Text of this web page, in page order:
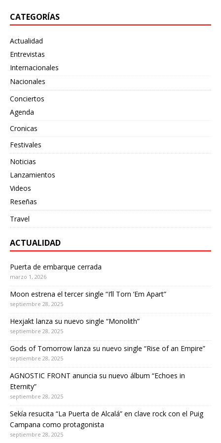
CATEGORÍAS
Actualidad
Entrevistas
Internacionales
Nacionales
Conciertos
Agenda
Cronicas
Festivales
Noticias
Lanzamientos
Videos
Reseñas
Travel
ACTUALIDAD
Puerta de embarque cerrada
marzo 1, 2026
Moon estrena el tercer single “I’ll Torn ‘Em Apart”
septiembre 28, 2025
Hexjakt lanza su nuevo single “Monolith”
septiembre 28, 2025
Gods of Tomorrow lanza su nuevo single “Rise of an Empire”
septiembre 28, 2025
AGNOSTIC FRONT anuncia su nuevo álbum “Echoes in
Eternity”
septiembre 28, 2025
Sekía resucita “La Puerta de Alcalá” en clave rock con el Puig
Campana como protagonista
septiembre 28, 2025